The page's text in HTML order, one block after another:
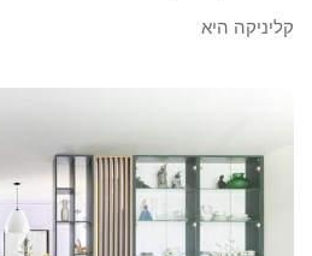
קליניקה היא